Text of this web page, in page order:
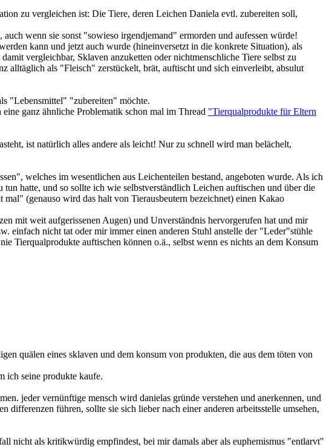
zu vergleichen ist: Die Tiere, deren Leichen Daniela evtl. zubereiten soll,
wenn sie sonst "sowieso irgendjemand" ermorden und aufessen würde!
kann und jetzt auch wurde (hineinversetzt in die konkrete Situation), als
vergleichbar, Sklaven anzuketten oder nichtmenschliche Tiere selbst zu
alltäglich als "Fleisch" zerstückelt, brät, auftischt und sich einverleibt, absulut
"Lebensmittel" "zubereiten" möchte.
ganz ähnliche Problematik schon mal im Thread "Tierqualprodukte für Eltern
ist natürlich alles andere als leicht! Nur zu schnell wird man belächelt,
welches im wesentlichen aus Leichenteilen bestand, angeboten wurde. Als ich
hatte, und so sollte ich wie selbstverständlich Leichen auftischen und über die
(genauso wird das halt von Tierausbeutern bezeichnet) einen Kakao
mit weit aufgerissenen Augen) und Unverständnis hervorgerufen hat und mir
einfach nicht tat oder mir immer einen anderen Stuhl anstelle der "Leder"stühle
Tierqualprodukte auftischen können o.ä., selbst wenn es nichts an dem Konsum
quälen eines sklaven und dem konsum von produkten, die aus dem töten von
ich seine produkte kaufe.
jeder vernünftige mensch wird danielas gründe verstehen und anerkennen, und
differenzen führen, sollte sie sich lieber nach einer anderen arbeitsstelle umsehen,
nicht als kritikwürdig empfindest, bei mir damals aber als euphemismus "entlarvt"